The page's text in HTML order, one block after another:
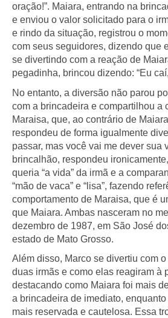
oração!”. Maiara, entrando na
e enviou o valor solicitado para o
e rindo da situação, registrou o
com seus seguidores, dizendo que
se divertindo com a reação de
pegadinha, brincou dizendo: “Eu
No entanto, a diversão não parou
com a brincadeira e compartilhou a
Maraisa, que, ao contrário de
respondeu de forma igualmente
passar, mas você vai me dever sua
brincalhão, respondeu
queria “a vida” da irmã e a
“mão de vaca” e “lisa”, fazendo
comportamento de Maraisa, que é
que Maiara. Ambas nasceram no
dezembro de 1987, em São José
estado de Mato Grosso.
Além disso, Marco se divertiu com
duas irmãs e como elas reagiram à
destacando como Maiara foi mais
a brincadeira de imediato,
mais reservada e cautelosa. Essa